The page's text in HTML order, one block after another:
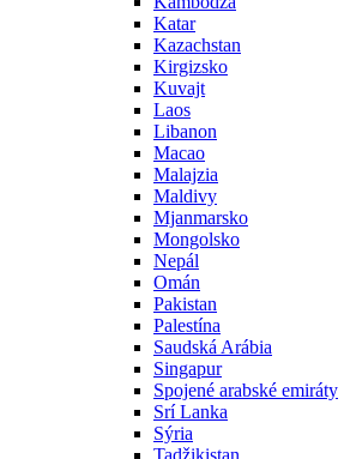
Katar
Kazachstan
Kirgizsko
Kuvajt
Laos
Libanon
Macao
Malajzia
Maldivy
Mjanmarsko
Mongolsko
Nepál
Omán
Pakistan
Palestína
Saudská Arábia
Singapur
Spojené arabské emiráty
Srí Lanka
Sýria
Tadžikistan